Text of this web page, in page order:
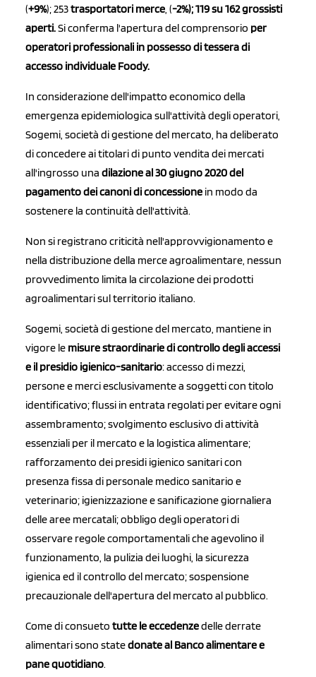
(+9%); 253trasportatori merce, (-2%); 119 su 162 grossisti
aperti.Si conferma l'apertura del comprensorio per
operatori professionali in possesso di tessera di
accesso individuale Foody.
In considerazione dell'impatto economico della
emergenza epidemiologica sull'attività degli operatori,
Sogemi, società di gestione del mercato, ha deliberato
di concedere ai titolari di punto vendita dei mercati
all'ingrosso una dilazione al 30 giugno 2020 del
pagamento dei canoni di concessione in modo da
sostenere la continuità dell'attività.
Non si registrano criticità nell'approvvigionamento e
nella distribuzione della merce agroalimentare, nessun
provvedimento limita la circolazione dei prodotti
agroalimentari sul territorio italiano.
Sogemi, società di gestione del mercato, mantiene in
vigore le misure straordinarie di controllo degli accessi
e il presidio igienico-sanitario: accesso di mezzi,
persone e merci esclusivamente a soggetti con titolo
identificativo; flussi in entrata regolati per evitare ogni
assembramento; svolgimento esclusivo di attività
essenziali per il mercato e la logistica alimentare;
rafforzamento dei presidi igienico sanitari con
presenza fissa di personale medico sanitario e
veterinario; igienizzazione e sanificazione giornaliera
delle aree mercatali; obbligo degli operatori di
osservare regole comportamentali che agevolino il
funzionamento, la pulizia dei luoghi, la sicurezza
igienica ed il controllo del mercato; sospensione
precauzionale dell'apertura del mercato al pubblico.
Come di consueto tutte le eccedenzedelle derrate
alimentari sono statedonate al Banco alimentare e
pane quotidiano.